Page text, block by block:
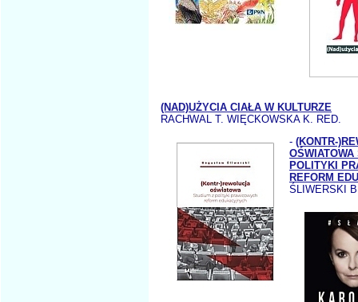
(NAD)UŻYCIA CIAŁA W KULTURZE
RACHWAL T. WIĘCKOWSKA K. RED.
- (KONTR-
OŚWIATOWA
POLITYKI
REFORM
ŚLIWERSKI